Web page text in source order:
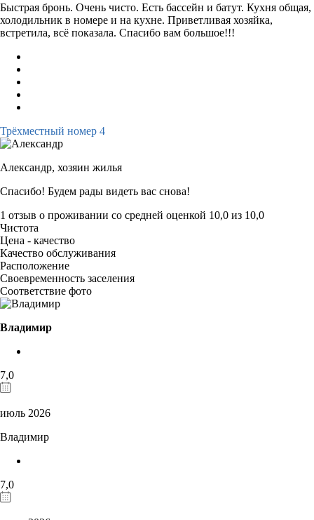
Быстрая бронь. Очень чисто. Есть бассейн и батут. Кухня общая,
холодильник в номере и на кухне. Приветливая хозяйка,
встретила, всё показала. Спасибо вам большое!!!
Трёхместный номер 4
Александр, хозяин жилья
Спасибо! Будем рады видеть вас снова!
1 отзыв о проживании со средней оценкой 10,0 из 10,0
Чистота
Цена - качество
Качество обслуживания
Расположение
Своевременность заселения
Соответствие фото
Владимир
7,0
июль 2026
Владимир
7,0